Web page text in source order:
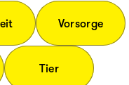
Vorsorge
Tier